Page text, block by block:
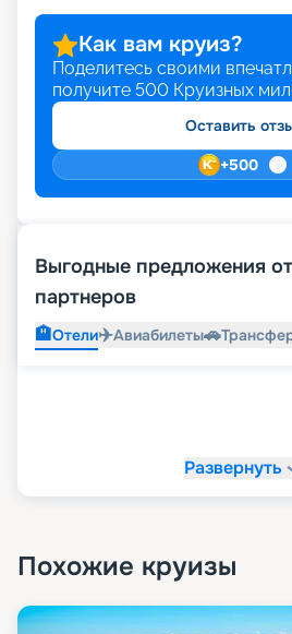
Как вам круиз?
Поделитесь своими
получите 500 Круизных
Оставить
+500
Выгодные предложения
партнеров
🏨Отели✈️Авиабилеты🚗
Развернуть
Похожие круизы